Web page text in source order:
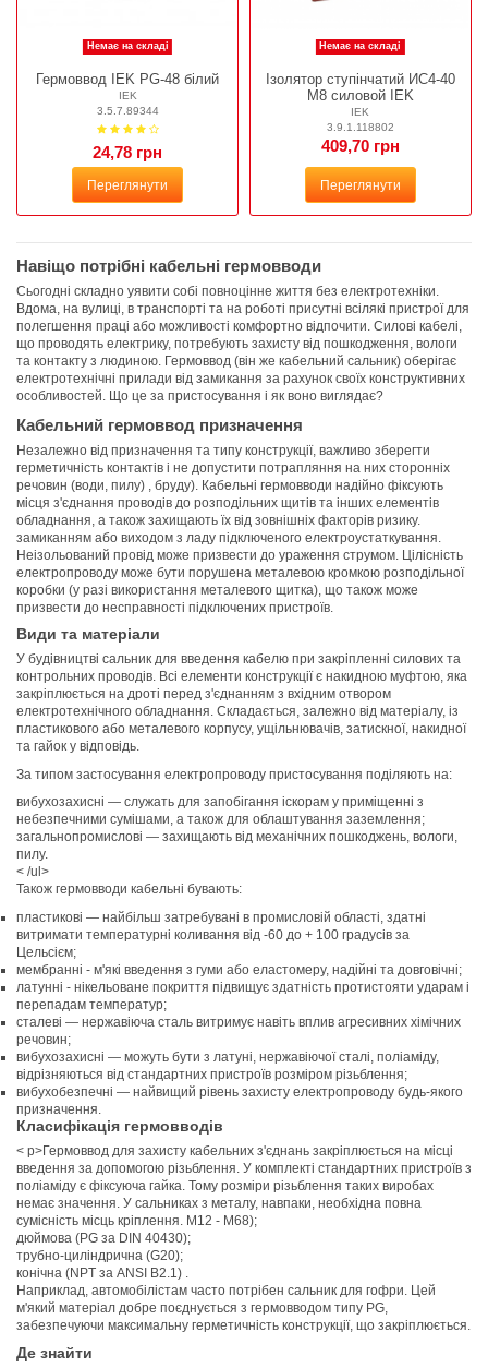
Немає на складі
Гермоввод IEK PG-48 білий
IEK
3.5.7.89344
24,78 грн
Переглянути
Немає на складі
Ізолятор ступінчатий ИС4-40
М8 силовой IEK
IEK
3.9.1.118802
409,70 грн
Переглянути
Навіщо потрібні кабельні гермовводи
Сьогодні складно уявити собі повноцінне життя без електротехніки.
Вдома, на вулиці, в транспорті та на роботі присутні всілякі пристрої для
полегшення праці або можливості комфортно відпочити. Силові кабелі,
що проводять електрику, потребують захисту від пошкодження, вологи
та контакту з людиною. Гермоввод (він же кабельний сальник) оберігає
електротехнічні прилади від замикання за рахунок своїх конструктивних
особливостей. Що це за пристосування і як воно виглядає?
Кабельний гермоввод призначення
Незалежно від призначення та типу конструкції, важливо зберегти
герметичність контактів і не допустити потрапляння на них сторонніх
речовин (води, пилу) , бруду). Кабельні гермовводи надійно фіксують
місця з'єднання проводів до розподільних щитів та інших елементів
обладнання, а також захищають їх від зовнішніх факторів ризику.
замиканням або виходом з ладу підключеного електроустаткування.
Неізольований провід може призвести до ураження струмом. Цілісність
електропроводу може бути порушена металевою кромкою розподільної
коробки (у разі використання металевого щитка), що також може
призвести до несправності підключених пристроїв.
Види та матеріали
У будівництві сальник для введення кабелю при закріпленні силових та
контрольних проводів. Всі елементи конструкції є накидною муфтою, яка
закріплюється на дроті перед з'єднанням з вхідним отвором
електротехнічного обладнання. Складається, залежно від матеріалу, із
пластикового або металевого корпусу, ущільнювачів, затискної, накидної
та гайок у відповідь.
За типом застосування електропроводу пристосування поділяють на:
вибухозахисні — служать для запобігання іскорам у приміщенні з
небезпечними сумішами, а також для облаштування заземлення;
загальнопромислові — захищають від механічних пошкоджень, вологи,
пилу.
< /ul>
Також гермовводи кабельні бувають:
пластикові — найбільш затребувані в промисловій області, здатні
витримати температурні коливання від -60 до + 100 градусів за
Цельсієм;
мембранні - м'які введення з гуми або еластомеру, надійні та довговічні;
латунні - нікельоване покриття підвищує здатність протистояти ударам і
перепадам температур;
сталеві — нержавіюча сталь витримує навіть вплив агресивних хімічних
речовин;
вибухозахисні — можуть бути з латуні, нержавіючої сталі, поліаміду,
відрізняються від стандартних пристроїв розміром різьблення;
вибухобезпечні — найвищий рівень захисту електропроводу будь-якого
призначення.
Класифікація гермовводів
< p>Гермоввод для захисту кабельних з'єднань закріплюється на місці
введення за допомогою різьблення. У комплекті стандартних пристроїв з
поліаміду є фіксуюча гайка. Тому розміри різьблення таких виробах
немає значення. У сальниках з металу, навпаки, необхідна повна
сумісність місць кріплення. М12 - М68);
дюймова (PG за DIN 40430);
трубно-циліндрична (G20);
конічна (NPT за ANSI B2.1) .
Наприклад, автомобілістам часто потрібен сальник для гофри. Цей
м'який матеріал добре поєднується з гермовводом типу PG,
забезпечуючи максимальну герметичність конструкції, що закріплюється.
Де знайти